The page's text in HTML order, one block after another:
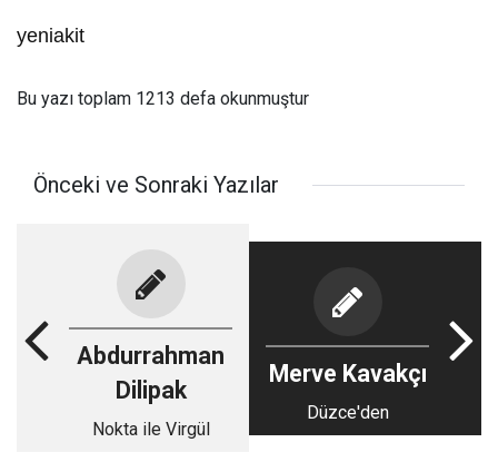
yeniakit
Bu yazı toplam 1213 defa okunmuştur
Önceki ve Sonraki Yazılar
Abdurrahman
Dilipak
Nokta ile Virgül
Merve Kavakçı
Düzce'den